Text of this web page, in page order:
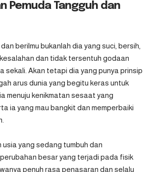
Pemuda Tangguh dan
berilmu bukanlah dia yang suci, bersih,
dan tidak tersentuh godaan
sekali. Akan tetapi dia yang punya prinsip
arus dunia yang begitu keras untuk
menuju kenikmatan sesaat yang
ia yang mau bangkit dan memperbaiki
usia yang sedang tumbuh dan
besar yang terjadi pada fisik
penuh rasa penasaran dan selalu